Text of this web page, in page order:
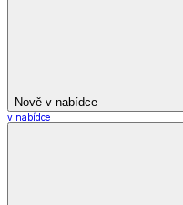
Nově v nabídce
v nabídce